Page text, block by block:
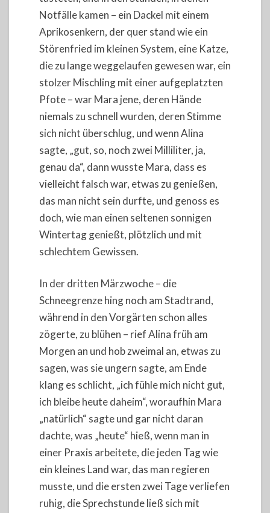
Notfälle kamen – ein Dackel mit einem
Aprikosenkern, der quer stand wie ein
Störenfried im kleinen System, eine Katze,
die zu lange weggelaufen gewesen war, ein
stolzer Mischling mit einer aufgeplatzten
Pfote – war Mara jene, deren Hände
niemals zu schnell wurden, deren Stimme
sich nicht überschlug, und wenn Alina
sagte, „gut, so, noch zwei Milliliter, ja,
genau da“, dann wusste Mara, dass es
vielleicht falsch war, etwas zu genießen,
das man nicht sein durfte, und genoss es
doch, wie man einen seltenen sonnigen
Wintertag genießt, plötzlich und mit
schlechtem Gewissen.
In der dritten Märzwoche – die
Schneegrenze hing noch am Stadtrand,
während in den Vorgärten schon alles
zögerte, zu blühen – rief Alina früh am
Morgen an und hob zweimal an, etwas zu
sagen, was sie ungern sagte, am Ende
klang es schlicht, „ich fühle mich nicht gut,
ich bleibe heute daheim“, woraufhin Mara
„natürlich“ sagte und gar nicht daran
dachte, was „heute“ hieß, wenn man in
einer Praxis arbeitete, die jeden Tag wie
ein kleines Land war, das man regieren
musste, und die ersten zwei Tage verliefen
ruhig, die Sprechstunde ließ sich mit